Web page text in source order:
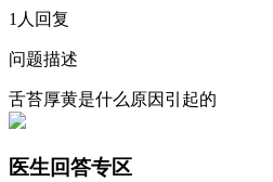
1人回复
问题描述
舌苔厚黄是什么原因引起的
医生回答专区